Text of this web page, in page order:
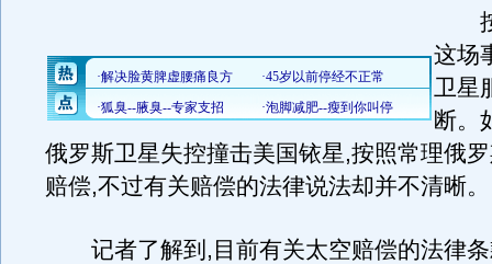
按
这场
卫星
断。
俄罗斯卫星失控撞击美国铱星,按照常理俄
赔偿,不过有关赔偿的法律说法却并不清晰。
记者了解到,目前有关太空赔偿的法律条